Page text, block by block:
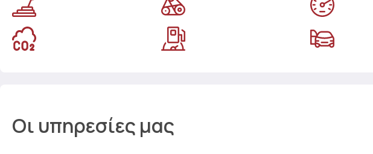
Οι υπηρεσίες μας